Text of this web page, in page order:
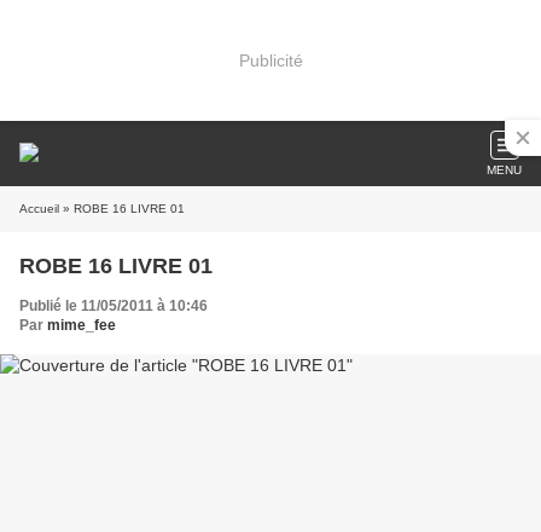
Publicité
MENU
Accueil » ROBE 16 LIVRE 01
ROBE 16 LIVRE 01
Publié le 11/05/2011 à 10:46
Par mime_fee